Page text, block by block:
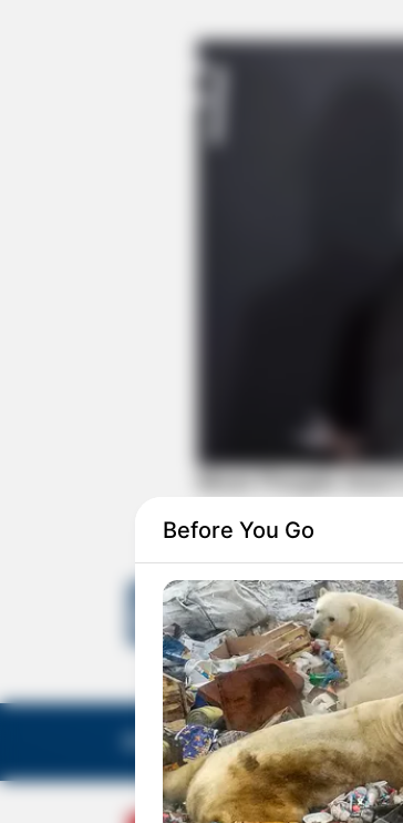
EDITORIAS GALERIA DE FOTOS
Before You Go